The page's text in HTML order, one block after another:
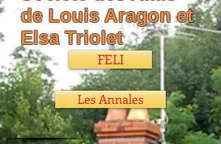
de Louis Aragon et
Elsa Triolet
FELI
Les Annales